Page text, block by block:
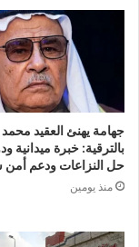
جهامة يهنئ العقيد
بالترقية: خبرة ميدانية
حل النزاعات ودعم أمن
منذ يومين